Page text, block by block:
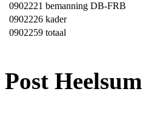
0902221 bemanning DB-FRB
0902226 kader
0902259 totaal
Post Heelsum